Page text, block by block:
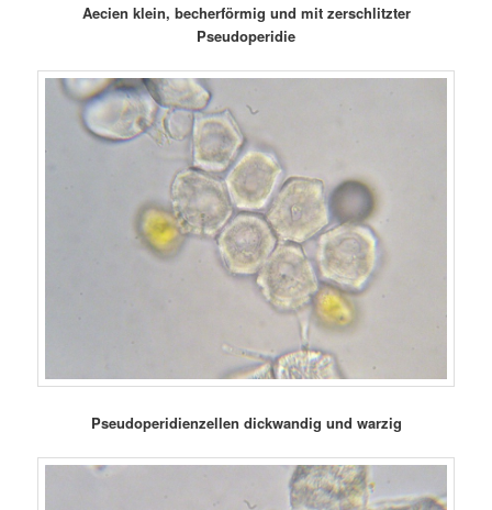
Aecien klein, becherförmig und mit zerschlitzter
Pseudoperidie
Pseudoperidienzellen dickwandig und warzig